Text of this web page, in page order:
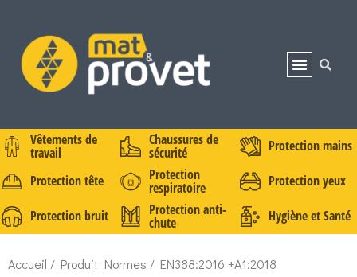
Vêtements de
travail
Chaussures de
sécurité
Protection mains
Protection tête
Protection
respiratoire
Protection yeux
Protection bruit
Protection anti-
chute Hygiène et Santé
Accueil / Produit Normes / EN388:2016 +A1:2018